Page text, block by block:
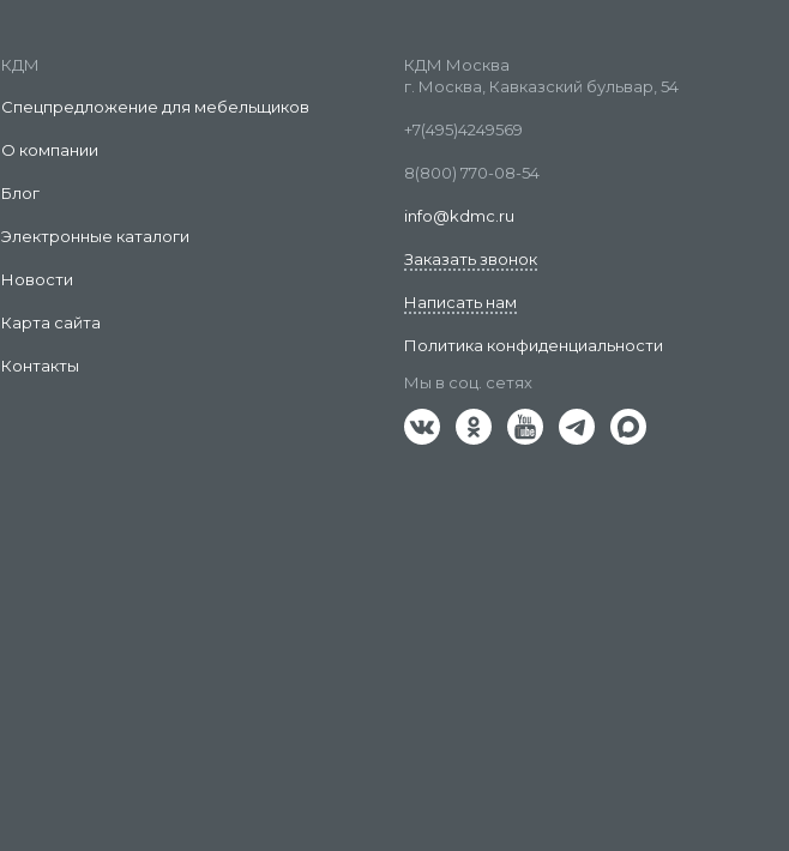
КДМ
Спецпредложение для мебельщиков
О компании
Блог
Электронные каталоги
Новости
Карта сайта
Контакты
КДМ Москва
г. Москва, Кавказский бульвар, 54
+7(495)4249569
8(800) 770-08-54
info@kdmc.ru
Заказать звонок
Написать нам
Политика конфиденциальности
Мы в соц. сетях